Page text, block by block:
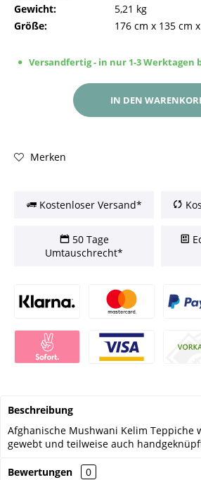
Gewicht:
5,21 kg
Größe:
176 cm x 135 cm x
Versandfertig - in nur 1-3 Werktagen
IN DEN
Merken
Kostenloser Versand*
50 Tage
Umtauschrecht*
Beschreibung
Afghanische Mushwani Kelim Teppiche
gewebt und teilweise auch
Bewertungen
0